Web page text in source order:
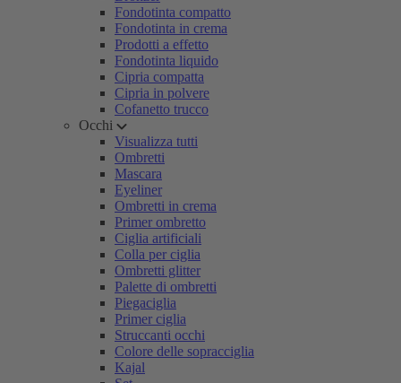
Fondotinta compatto
Fondotinta in crema
Prodotti a effetto
Fondotinta liquido
Cipria compatta
Cipria in polvere
Cofanetto trucco
Occhi
Visualizza tutti
Ombretti
Mascara
Eyeliner
Ombretti in crema
Primer ombretto
Ciglia artificiali
Colla per ciglia
Ombretti glitter
Palette di ombretti
Piegaciglia
Primer ciglia
Struccanti occhi
Colore delle sopracciglia
Kajal